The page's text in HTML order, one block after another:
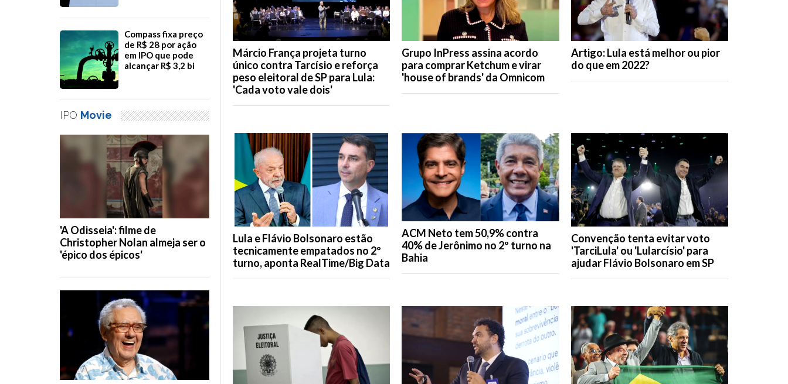
Compass fixa preço
de R$ 28 por ação
em IPO que pode
alcançar R$ 3,2 bi
IPO Movie
'A Odisseia': filme de
Christopher Nolan almeja ser o
'épico dos épicos'
Márcio França projeta turno
único contra Tarcísio e reforça
peso eleitoral de SP para Lula:
'Cada voto vale dois'
Grupo InPress assina acordo
para comprar Ketchum e virar
'house of brands' da Omnicom
Artigo: Lula está melhor ou pior
do que em 2022?
Lula e Flávio Bolsonaro estão
tecnicamente empatados no 2º
turno, aponta RealTime/Big Data
ACM Neto tem 50,9% contra
40% de Jerônimo no 2º turno na
Bahia
Convenção tenta evitar voto
'TarciLula' ou 'Lularcísio' para
ajudar Flávio Bolsonaro em SP